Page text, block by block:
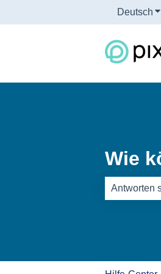
Deutsch
Wie